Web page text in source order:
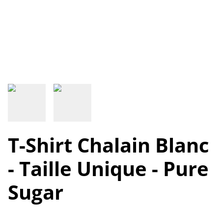
T-Shirt Chalain Blanc
- Taille Unique - Pure
Sugar